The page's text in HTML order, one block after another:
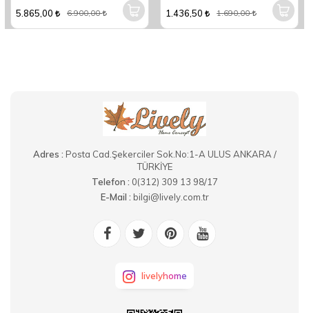
5.865,00 6.900,00 1.436,50 1.690,00
Adres : Posta Cad.Şekerciler Sok.No:1-A ULUS ANKARA /
TÜRKİYE
Telefon : 0(312) 309 13 98/17
E-Mail : bilgi@lively.com.tr
livelyhome